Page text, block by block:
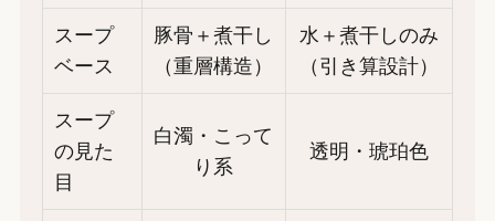
スープ
ベース
豚骨＋煮干し
（重層構造）
水＋煮干しのみ
（引き算設計）
スープ
の見た
目
白濁・こって
り系
透明・琥珀色